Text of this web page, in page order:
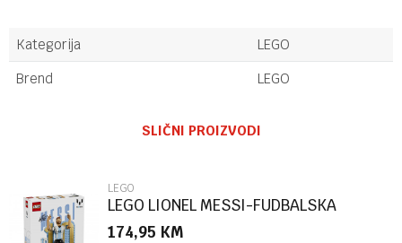
Kategorija
LEGO
Brend
LEGO
Poruka
SLIČNI PROIZVODI
LEGO
LEGO LIONEL MESSI-FUDBALSKA
LEGENDA
174,95 KM